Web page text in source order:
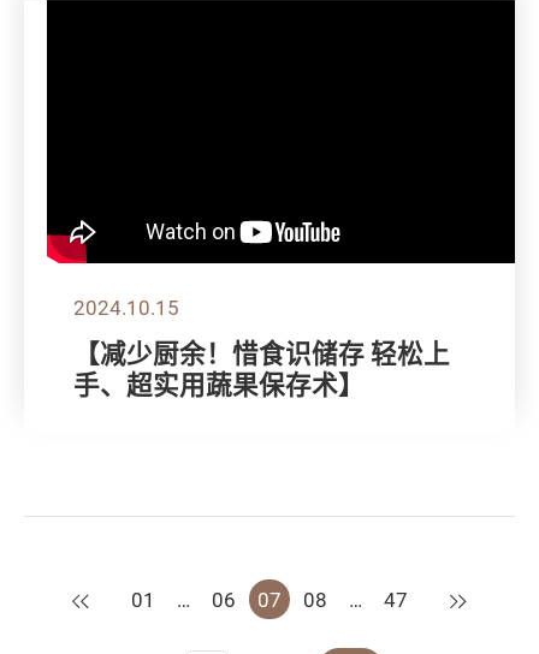
2024.10.15
【减少厨余！惜食识储存 轻松上
手、超实用蔬果保存术】
上一页
01 … 06 07 08 … 47 下一页